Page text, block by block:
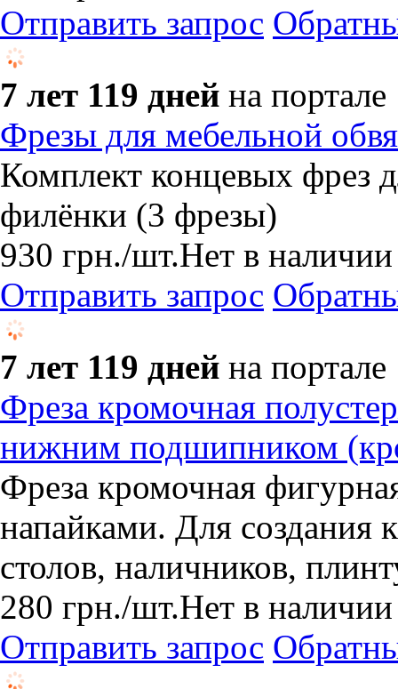
Отправить запрос
7 лет 119 дней на портале
Фрезы для мебельной
Комплект концевых фрез
филёнки (3 фрезы)
930 грн./шт.Нет в наличии
Отправить запрос
7 лет 119 дней на портале
Фреза кромочная
нижним подшипником
Фреза кромочная
напайками. Для создания
столов, наличников,
280 грн./шт.Нет в наличии
Отправить запрос